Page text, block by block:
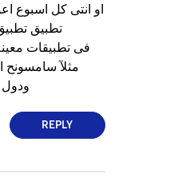
او انتى كل اسبوع
تطبيق
فى تطبيقات
مثلآ سامسونح
REPLY